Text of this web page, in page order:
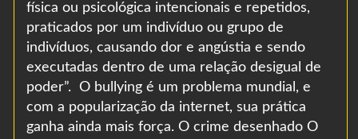
física ou psicológica intencionais e repetidos,
praticados por um indivíduo ou grupo de
indivíduos, causando dor e angústia e sendo
executadas dentro de uma relação desigual de
poder”. O bullying é um problema mundial, e
com a popularização da internet, sua prática
ganha ainda mais força. O crime desenhado O